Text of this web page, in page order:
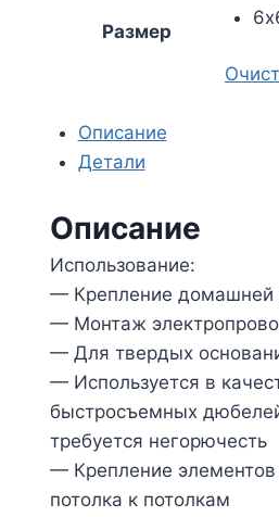
Размер
Описание
Детали
Описание
Использование:
— Крепление домашней
— Монтаж
— Для твердых
— Используется в
быстросъемных
требуется негорючесть
— Крепление элементов
потолка к потолкам